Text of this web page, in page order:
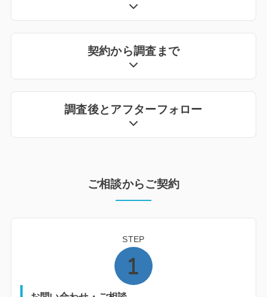
契約から調査まで
調査後とアフターフォロー
ご相談からご契約
STEP